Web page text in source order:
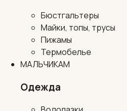
Бюстгальтеры
Майки, топы, трусы
Пижамы
Термобелье
МАЛЬЧИКАМ
Одежда